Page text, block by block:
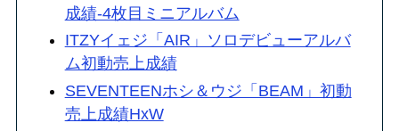
成績-4枚目ミニアルバム
ITZYイェジ「AIR」ソロデビューアルバ
ム初動売上成績
SEVENTEENホシ＆ウジ「BEAM」初動
売上成績HxW